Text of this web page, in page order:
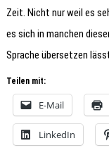
Zeit. Nicht nur weil es
es sich in manchen
Sprache übersetzen
Teilen mit:
E-Mail
LinkedIn